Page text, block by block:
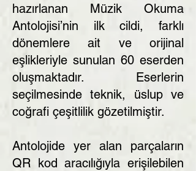
hazırlanan Müzik Okuma
Antolojisi’nin ilk cildi, farklı
dönemlere ait ve orijinal
eşlikleriyle sunulan 60 eserden
oluşmaktadır. Eserlerin
seçilmesinde teknik, üslup ve
coğrafi çeşitlilik gözetilmiştir.
Antolojide yer alan parçaların
QR kod aracılığıyla erişilebilen